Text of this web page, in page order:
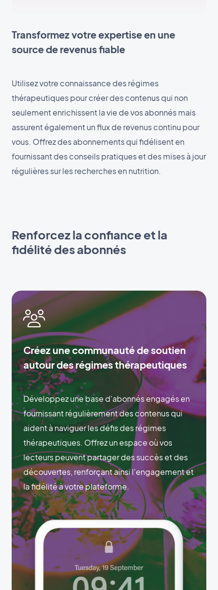
Transformez votre expertise en une
source de revenus fiable
Utilisez votre connaissance des régimes
thérapeutiques pour créer des contenus qui non
seulement enrichissent la vie de vos abonnés mais
assurent également un flux de revenus continu pour
vous. Offrez des abonnements qui fidélisent en
fournissant des conseils pratiques et des mises à jour
régulières sur les recherches en nutrition.
Renforcez la confiance et la
fidélité des abonnés
Créez une communauté de soutien
autour des régimes thérapeutiques
Développez une base d'abonnés engagés en
fournissant régulièrement des contenus qui
aident à naviguer les défis des régimes
thérapeutiques. Offrez un espace où vos
lecteurs peuvent partager des succès et des
découvertes, renforçant ainsi l'engagement et
la fidélité à votre plateforme.